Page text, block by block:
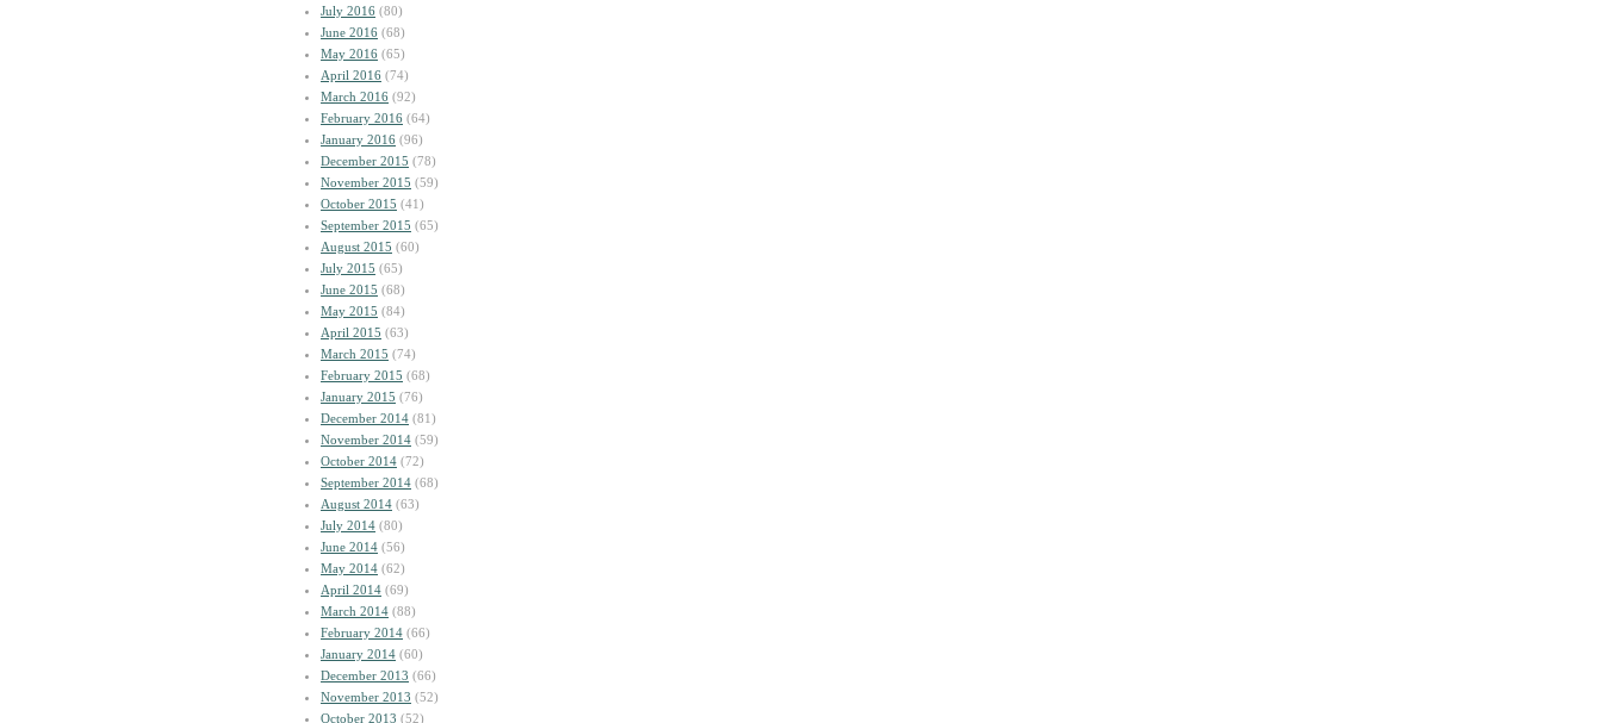
July 2016 (80)
June 2016 (68)
May 2016 (65)
April 2016 (74)
March 2016 (92)
February 2016 (64)
January 2016 (96)
December 2015 (78)
November 2015 (59)
October 2015 (41)
September 2015 (65)
August 2015 (60)
July 2015 (65)
June 2015 (68)
May 2015 (84)
April 2015 (63)
March 2015 (74)
February 2015 (68)
January 2015 (76)
December 2014 (81)
November 2014 (59)
October 2014 (72)
September 2014 (68)
August 2014 (63)
July 2014 (80)
June 2014 (56)
May 2014 (62)
April 2014 (69)
March 2014 (88)
February 2014 (66)
January 2014 (60)
December 2013 (66)
November 2013 (52)
October 2013 (52)